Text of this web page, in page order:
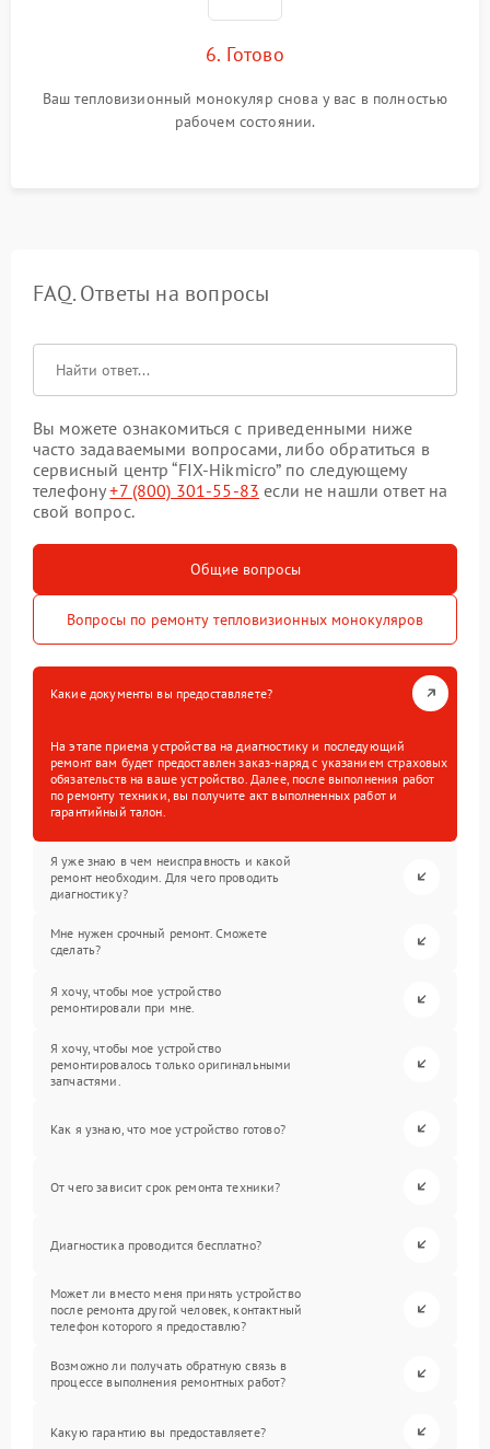
6. Готово
Ваш тепловизионный монокуляр снова у вас в полностью
рабочем состоянии.
FAQ. Ответы на вопросы
Вы можете ознакомиться с приведенными ниже
часто задаваемыми вопросами, либо обратиться в
сервисный центр “FIX-Hikmicro” по следующему
телефону+7 (800) 301-55-83 если не нашли ответ на
свой вопрос.
Общие вопросы
Вопросы по ремонту тепловизионных монокуляров
Какие документы вы предоставляете?
На этапе приема устройства на диагностику и последующий
ремонт вам будет предоставлен заказ-наряд с указанием страховых
обязательств на ваше устройство. Далее, после выполнения работ
по ремонту техники, вы получите акт выполненных работ и
гарантийный талон.
Я уже знаю в чем неисправность и какой
ремонт необходим. Для чего проводить
диагностику?
Мне нужен срочный ремонт. Сможете
сделать?
Я хочу, чтобы мое устройство
ремонтировали при мне.
Я хочу, чтобы мое устройство
ремонтировалось только оригинальными
запчастями.
Как я узнаю, что мое устройство готово?
От чего зависит срок ремонта техники?
Диагностика проводится бесплатно?
Может ли вместо меня принять устройство
после ремонта другой человек, контактный
телефон которого я предоставлю?
Возможно ли получать обратную связь в
процессе выполнения ремонтных работ?
Какую гарантию вы предоставляете?